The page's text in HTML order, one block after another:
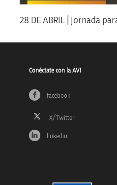
28 DE ABRIL | Jornada
Conéctate con la AVI
facebook
linkedin